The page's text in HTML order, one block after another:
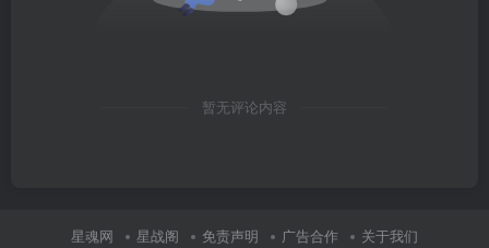
暂无评论内容
星魂网 星战阁 免责声明 广告合作 关于我们